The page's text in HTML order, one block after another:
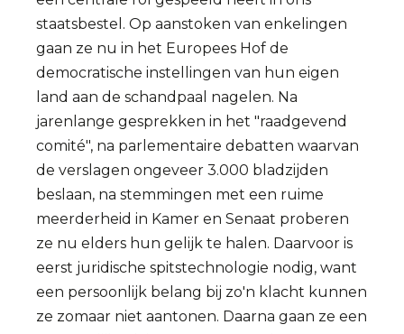
staatsbestel. Op aanstoken van enkelingen
gaan ze nu in het Europees Hof de
democratische instellingen van hun eigen
land aan de schandpaal nagelen. Na
jarenlange gesprekken in het "raadgevend
comité", na parlementaire debatten waarvan
de verslagen ongeveer 3.000 bladzijden
beslaan, na stemmingen met een ruime
meerderheid in Kamer en Senaat proberen
ze nu elders hun gelijk te halen. Daarvoor is
eerst juridische spitstechnologie nodig, want
een persoonlijk belang bij zo'n klacht kunnen
ze zomaar niet aantonen. Daarna gaan ze een